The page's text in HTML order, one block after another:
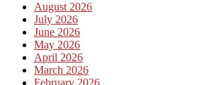
August 2026
July 2026
June 2026
May 2026
April 2026
March 2026